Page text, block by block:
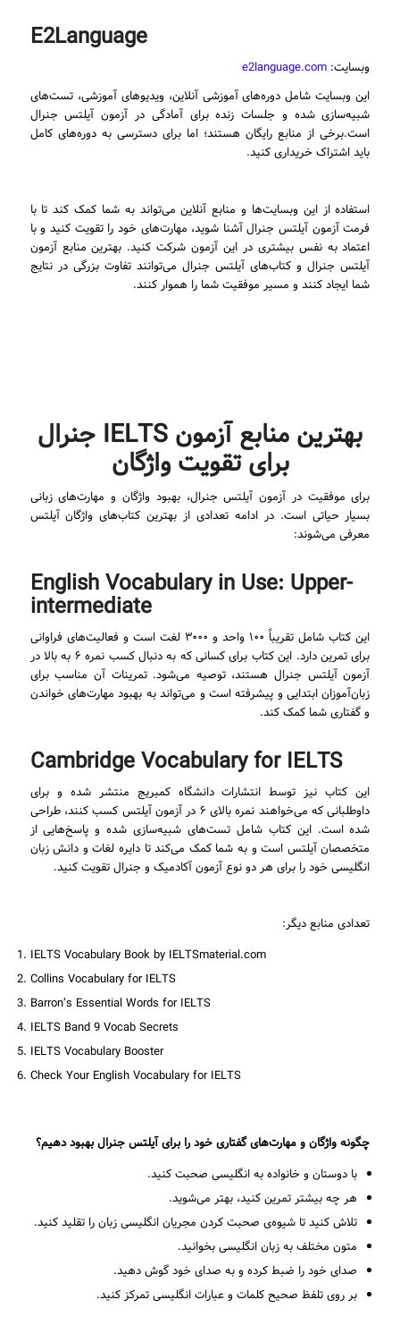
E2Language
وبسایت: e2language.com
این وبسایت شامل دوره‌های آموزشی آنلاین، ویدیوهای آموزشی، تست‌های
شبیه‌سازی شده و جلسات زنده برای آمادگی در آزمون آیلتس جنرال
است.برخی از منابع رایگان هستند؛ اما برای دسترسی به دوره‌های کامل
باید اشتراک خریداری کنید.
استفاده از این وبسایت‌ها و منابع آنلاین می‌تواند به شما کمک کند تا با
فرمت آزمون آیلتس جنرال آشنا شوید، مهارت‌های خود را تقویت کنید و با
اعتماد به نفس بیشتری در این آزمون شرکت کنید. بهترین منابع آزمون
آیلتس جنرال و کتاب‌های آیلتس جنرال می‌توانند تفاوت بزرگی در نتایج
شما ایجاد کنند و مسیر موفقیت شما را هموار کنند.
بهترین منابع آزمون IELTS جنرال
برای تقویت واژگان
برای موفقیت در آزمون آیلتس جنرال، بهبود واژگان و مهارت‌های زبانی
بسیار حیاتی است. در ادامه تعدادی از بهترین کتاب‌های واژگان آیلتس
معرفی می‌شوند:
English Vocabulary in Use: Upper-
intermediate
این کتاب شامل تقریباً ۱۰۰ واحد و ۳۰۰۰ لغت است و فعالیت‌های فراوانی
برای تمرین دارد. این کتاب برای کسانی که به دنبال کسب نمره ۶ به بالا در
آزمون آیلتس جنرال هستند، توصیه می‌شود. تمرینات آن مناسب برای
زبان‌آموزان ابتدایی و پیشرفته است و می‌تواند به بهبود مهارت‌های خواندن
و گفتاری شما کمک کند.
Cambridge Vocabulary for IELTS
این کتاب نیز توسط انتشارات دانشگاه کمبریج منتشر شده و برای
داوطلبانی که می‌خواهند نمره بالای ۶ در آزمون آیلتس کسب کنند، طراحی
شده است. این کتاب شامل تست‌های شبیه‌سازی شده و پاسخ‌هایی از
متخصصان آیلتس است و به شما کمک می‌کند تا دایره لغات و دانش زبان
انگلیسی خود را برای هر دو نوع آزمون آکادمیک و جنرال تقویت کنید.
تعدادی منابع دیگر:
IELTS Vocabulary Book by IELTSmaterial.com
Collins Vocabulary for IELTS
Barron’s Essential Words for IELTS
IELTS Band 9 Vocab Secrets
IELTS Vocabulary Booster
Check Your English Vocabulary for IELTS
چگونه واژگان و مهارت‌های گفتاری خود را برای آیلتس جنرال بهبود دهیم؟
با دوستان و خانواده به انگلیسی صحبت کنید.
هر چه بیشتر تمرین کنید، بهتر می‌شوید.
تلاش کنید تا شیوه‌ی صحبت کردن مجریان انگلیسی زبان را تقلید کنید.
متون مختلف به زبان انگلیسی بخوانید.
صدای خود را ضبط کرده و به صدای خود گوش دهید.
بر روی تلفظ صحیح کلمات و عبارات انگلیسی تمرکز کنید.